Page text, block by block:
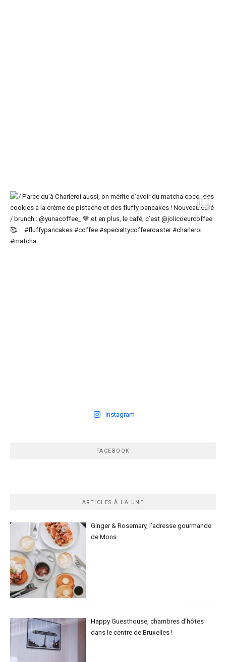
Instagram
FACEBOOK
ARTICLES À LA UNE
Ginger & Rosemary, l’adresse gourmande
de Mons
Happy Guesthouse, chambres d’hôtes
dans le centre de Bruxelles !